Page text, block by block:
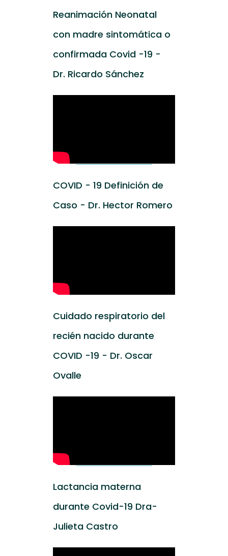
Reanimación Neonatal
con madre sintomática o
confirmada Covid -19 -
Dr. Ricardo Sánchez
COVID - 19 Definición de
Caso - Dr. Hector Romero
Cuidado respiratorio del
recién nacido durante
COVID -19 - Dr. Oscar
Ovalle
Lactancia materna
durante Covid-19 Dra-
Julieta Castro